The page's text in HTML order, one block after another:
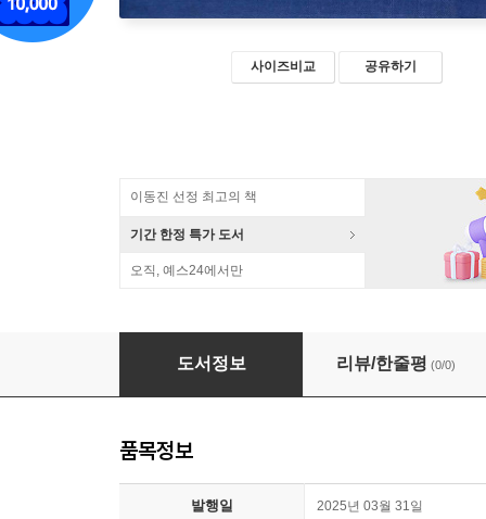
사이즈비교 공유하기
이동진 선정 최고의 책
기간 한정 특가 도서
오직, 예스24에서만
조선상식 (朝鮮常識) - 풍속편
도서정보 리뷰/한줄평 (0/0)
품목정보
발행일 2025년 03월 31일